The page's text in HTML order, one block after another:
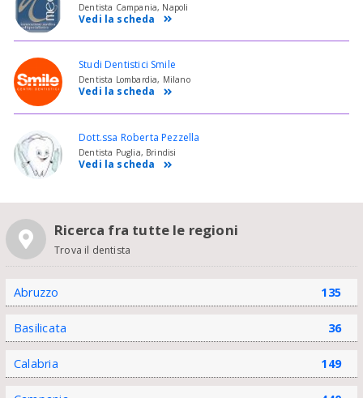
Dentista Campania, Napoli
Vedi la scheda
Studi Dentistici Smile
Dentista Lombardia, Milano
Vedi la scheda
Dott.ssa Roberta Pezzella
Dentista Puglia, Brindisi
Vedi la scheda
Ricerca fra tutte le regioni
Trova il dentista
Abruzzo 135
Basilicata 36
Calabria 149